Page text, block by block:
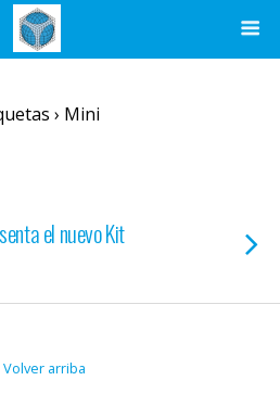
› Mini
el nuevo Kit
Volver arriba